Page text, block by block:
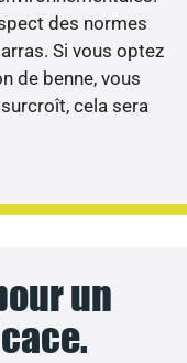
des normes
Si vous optez
de benne, vous
cela sera
un